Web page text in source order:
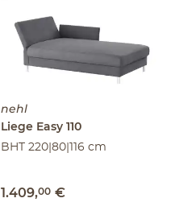
nehl
Liege Easy 110
BHT 220|80|116 cm
1.409,00 €